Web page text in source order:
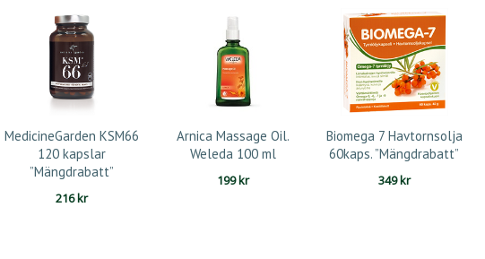
MedicineGarden KSM66
120 kapslar
”Mängdrabatt”
216kr
Arnica Massage Oil.
Weleda 100 ml
199kr
Biomega 7 Havtornsolja
60kaps. ”Mängdrabatt”
349kr